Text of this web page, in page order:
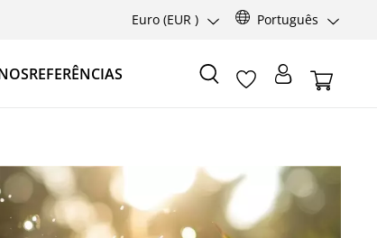
Euro (EUR ) Português
REFERÊNCIAS